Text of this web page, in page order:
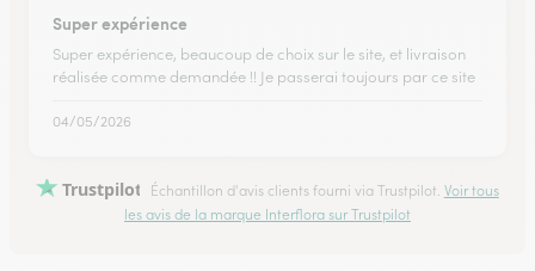
Super expérience
Super expérience, beaucoup de choix sur le site, et livraison
réalisée comme demandée !! Je passerai toujours par ce site
04/05/2026
Trustpilot Échantillon d'avis clients fourni via Trustpilot. Voir tous
les avis de la marque Interflora sur Trustpilot